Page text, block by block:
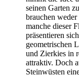
seinen Garten
brauchen
manche dieser
präsentieren
geometrischen
und Zierkies in
attraktiv. Doch
Steinwüsten